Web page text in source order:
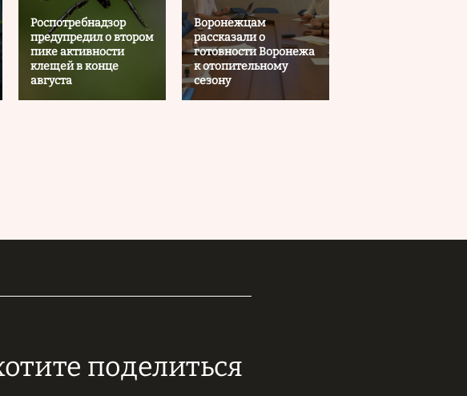
Роспотребнадзор
предупредил о втором
пике активности
клещей в конце
августа
Воронежцам
рассказали о
готовности Воронежа
к отопительному
сезону
поделиться